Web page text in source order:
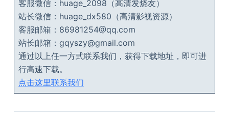
客服微信：huage_2098（高清发烧友）
站长微信：huage_dx580（高清影视资源）
客服邮箱：86981254@qq.com
站长邮箱：gqyszy@gmail.com
通过以上任一方式联系我们，获得下载地址，即可进
行高速下载。
点击这里联系我们